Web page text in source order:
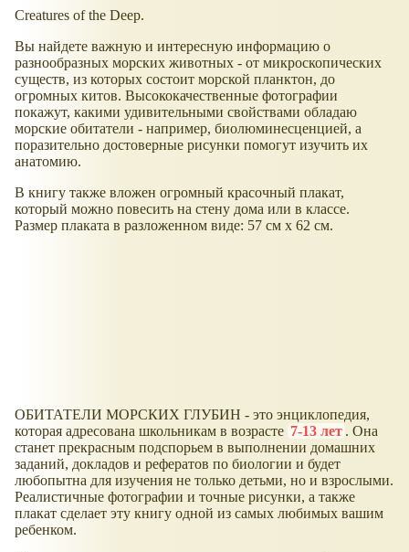
Creatures of the Deep.
Вы найдете важную и интересную информацию о
разнообразных морских животных - от микроскопических
существ, из которых состоит морской планктон, до
огромных китов. Высококачественные фотографии
покажут, какими удивительными свойствами обладаю
морские обитатели - например, биолюминесценцией, а
поразительно достоверные рисунки помогут изучить их
анатомию.
В книгу также вложен огромный красочный плакат,
который можно повесить на стену дома или в классе.
Размер плаката в разложенном виде: 57 см х 62 см.
ОБИТАТЕЛИ МОРСКИХ ГЛУБИН - это энциклопедия,
которая адресована школьникам в возрасте 7-13 лет . Она
станет прекрасным подспорьем в выполнении домашних
заданий, докладов и рефератов по биологии и будет
любопытна для изучения не только детьми, но и взрослыми.
Реалистичные фотографии и точные рисунки, а также
плакат сделает эту книгу одной из самых любимых вашим
ребенком.